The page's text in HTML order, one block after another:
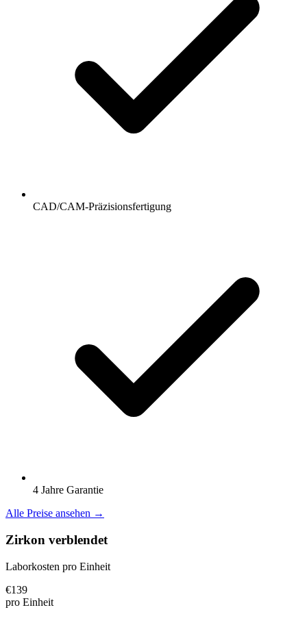
CAD/CAM-Präzisionsfertigung
4 Jahre Garantie
Alle Preise ansehen →
Zirkon verblendet
Laborkosten pro Einheit
€139
pro Einheit